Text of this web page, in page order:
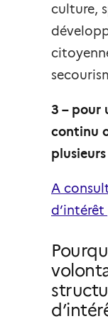
culture,
3 – pour
continu
A
d’intérêt